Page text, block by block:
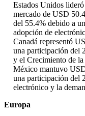
Estados Unidos
mercado de USD
del 55.4% debido a
adopción de
Canadá representó
una participación del
y el Crecimiento de
México mantuvo
una participación del
electrónico y la
Europa